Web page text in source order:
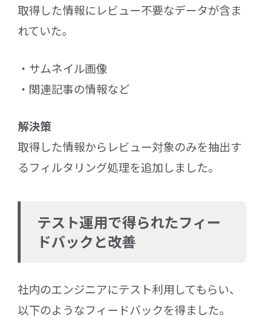
取得した情報にレビュー不要なデータが含ま
れていた。
サムネイル画像
関連記事の情報など
解決策
取得した情報からレビュー対象のみを抽出す
るフィルタリング処理を追加しました。
テスト運用で得られたフィー
ドバックと改善
社内のエンジニアにテスト利用してもらい、
以下のようなフィードバックを得ました。